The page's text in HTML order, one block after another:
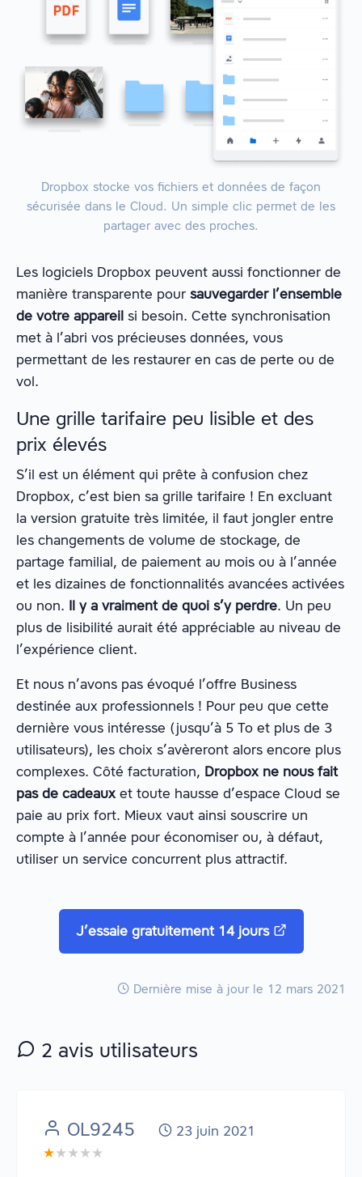
Dropbox stocke vos fichiers et données de façon
sécurisée dans le Cloud. Un simple clic permet de les
partager avec des proches.
Les logiciels Dropbox peuvent aussi fonctionner de
manière transparente pour sauvegarder l’ensemble
de votre appareil si besoin. Cette synchronisation
met à l’abri vos précieuses données, vous
permettant de les restaurer en cas de perte ou de
vol.
Une grille tarifaire peu lisible et des
prix élevés
S’il est un élément qui prête à confusion chez
Dropbox, c’est bien sa grille tarifaire ! En excluant
la version gratuite très limitée, il faut jongler entre
les changements de volume de stockage, de
partage familial, de paiement au mois ou à l’année
et les dizaines de fonctionnalités avancées activées
ou non. Il y a vraiment de quoi s’y perdre. Un peu
plus de lisibilité aurait été appréciable au niveau de
l’expérience client.
Et nous n’avons pas évoqué l’offre Business
destinée aux professionnels ! Pour peu que cette
dernière vous intéresse (jusqu’à 5 To et plus de 3
utilisateurs), les choix s’avèreront alors encore plus
complexes. Côté facturation, Dropbox ne nous fait
pas de cadeaux et toute hausse d’espace Cloud se
paie au prix fort. Mieux vaut ainsi souscrire un
compte à l’année pour économiser ou, à défaut,
utiliser un service concurrent plus attractif.
J’essaie gratuitement 14 jours
Dernière mise à jour le 12 mars 2021
2 avis utilisateurs
OL9245
23 juin 2021
★★★★★